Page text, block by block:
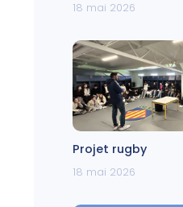
18 mai 2026
Projet rugby
18 mai 2026